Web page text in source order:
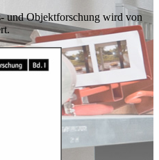
und Objektforschung wird von